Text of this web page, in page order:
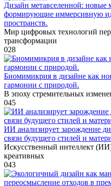
Дизайн метавселенной: новые
формирующие иммерсивную
пространств.
Мир цифровых технологий
трансформации
028
Биомимикрия в дизайне как
гармонии с природой.
В эпоху стремительных
045
ИИ анализирует зарождение
связи будущего стилей и
Искусственный интеллект
креативных
043